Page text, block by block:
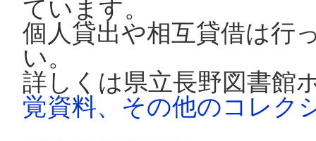
ています。
個人貸出や相互貸借は行
い。
詳しくは県立長野図書館
覚資料、その他のコレク